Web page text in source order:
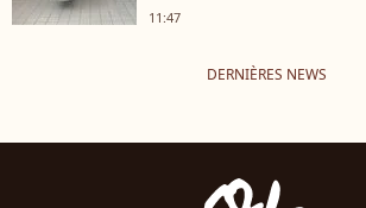
11:47
DERNIÈRES NEWS